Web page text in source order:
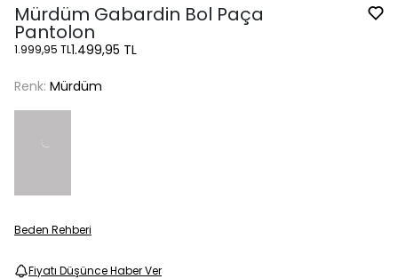
Mürdüm Gabardin Bol Paça
Pantolon
1.999,95 TL1.499,95 TL
Renk: Mürdüm
Beden Rehberi
Fiyatı Düşünce Haber Ver